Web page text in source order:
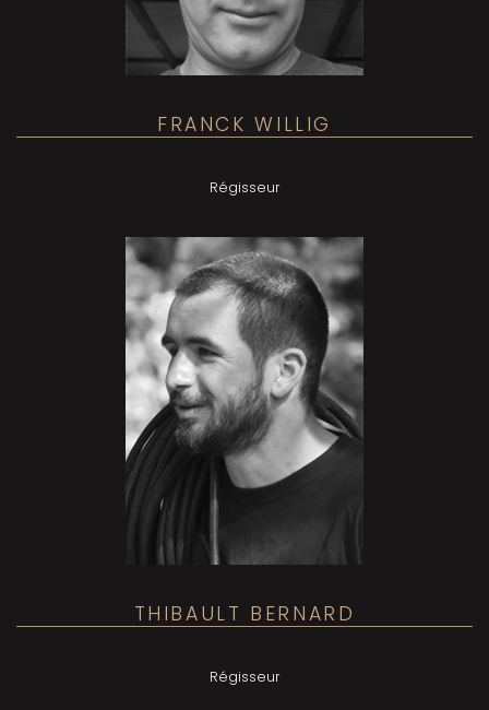
FRANCK WILLIG
Régisseur
THIBAULT BERNARD
Régisseur